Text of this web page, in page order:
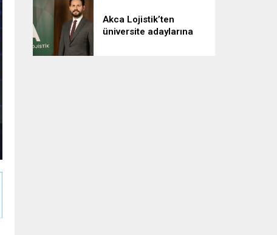
Akca Lojistik’ten
üniversite adaylarına